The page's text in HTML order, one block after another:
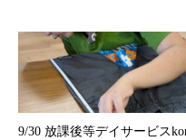
9/30 放課後等デイサービス